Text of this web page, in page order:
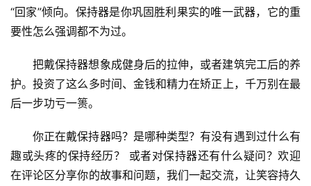
“回家”倾向。保持器是你巩固胜利果实的唯一武器，它的重
要性怎么强调都不为过。
把戴保持器想象成健身后的拉伸，或者建筑完工后的养
护。投资了这么多时间、金钱和精力在矫正上，千万别在最
后一步功亏一篑。
你正在戴保持器吗？是哪种类型？有没有遇到过什么有
趣或头疼的保持经历？
或者对保持器还有什么疑问？欢迎
在评论区分享你的故事和问题，我们一起交流，让笑容持久